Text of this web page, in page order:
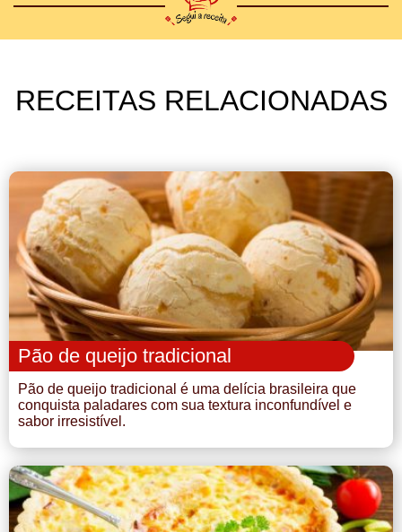
RECEITAS RELACIONADAS
Pão de queijo tradicional
Pão de queijo tradicional é uma delícia brasileira que
conquista paladares com sua textura inconfundível e
sabor irresistível.